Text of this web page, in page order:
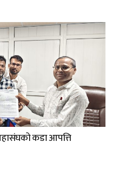
कडा आपत्ति